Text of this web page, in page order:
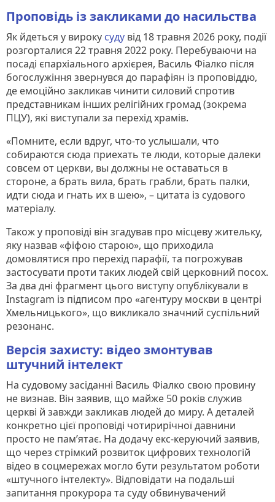
Проповідь із закликами до насильства
Як йдеться у вироку суду від 18 травня 2026 року, події
розгорталися 22 травня 2022 року. Перебуваючи на
посаді єпархіального архієрея, Василь Фіалко після
богослужіння звернувся до парафіян із проповіддю,
де емоційно закликав чинити силовий спротив
представникам інших релігійних громад (зокрема
ПЦУ), які виступали за перехід храмів.
«Помните, если вдруг, что-то услышали, что
собираются сюда приехать те люди, которые далеки
совсем от церкви, вы должны не оставаться в
стороне, а брать вила, брать грабли, брать палки,
идти сюда и гнать их в шею», – цитата із судового
матеріалу.
Також у проповіді він згадував про місцеву жительку,
яку назвав «фіфою старою», що приходила
домовлятися про перехід парафії, та погрожував
застосувати проти таких людей свій церковний посох.
За два дні фрагмент цього виступу опублікували в
Instagram із підписом про «агентуру москви в центрі
Хмельницького», що викликало значний суспільний
резонанс.
Версія захисту: відео змонтував
штучний інтелект
На судовому засіданні Василь Фіалко свою провину
не визнав. Він заявив, що майже 50 років служив
церкві й завжди закликав людей до миру. А деталей
конкретно цієї проповіді чотирирічної давнини
просто не пам’ятає. На додачу екс-керуючий заявив,
що через стрімкий розвиток цифрових технологій
відео в соцмережах могло бути результатом роботи
«штучного інтелекту». Відповідати на подальші
запитання прокурора та суду обвинувачений